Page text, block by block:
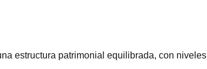
estructura patrimonial equilibrada, con niveles